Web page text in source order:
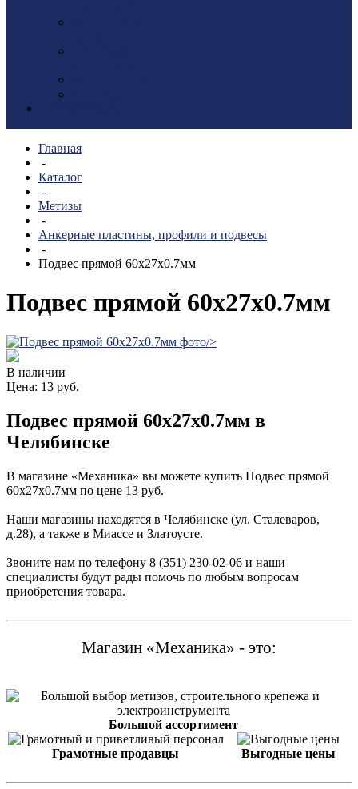
Главная
-
Каталог
-
Метизы
-
Анкерные пластины, профили и подвесы
-
Подвес прямой 60х27х0.7мм
Подвес прямой 60х27х0.7мм
/>
В наличии
Цена: 13 руб.
Подвес прямой 60х27х0.7мм в
Челябинске
В магазине «Механика» вы можете купить Подвес прямой
60х27х0.7мм по цене 13 руб.
Наши магазины находятся в Челябинске (ул. Сталеваров,
д.28), а также в Миассе и Златоусте.
Звоните нам по телефону 8 (351) 230-02-06 и наши
специалисты будут рады помочь по любым вопросам
приобретения товара.
Магазин «Механика» - это:
Большой ассортимент
Грамотные продавцы Выгодные цены